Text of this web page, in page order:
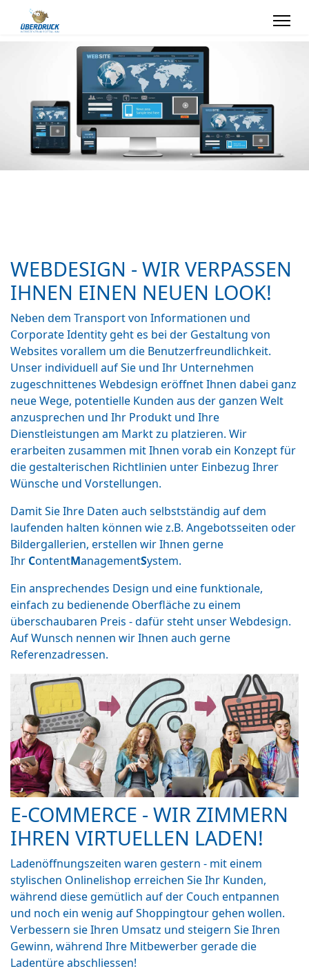
WEBDESIGN - WIR VERPASSEN
IHNEN EINEN NEUEN LOOK!
Neben dem Transport von Informationen und
Corporate Identity geht es bei der Gestaltung von
Websites vorallem um die Benutzerfreundlichkeit.
Unser individuell auf Sie und Ihr Unternehmen
zugeschnittenes Webdesign eröffnet Ihnen dabei ganz
neue Wege, potentielle Kunden aus der ganzen Welt
anzusprechen und Ihr Produkt und Ihre
Dienstleistungen am Markt zu platzieren. Wir
erarbeiten zusammen mit Ihnen vorab ein Konzept für
die gestalterischen Richtlinien unter Einbezug Ihrer
Wünsche und Vorstellungen.
Damit Sie Ihre Daten auch selbstständig auf dem
laufenden halten können wie z.B. Angebotsseiten oder
Bildergallerien, erstellen wir Ihnen gerne
Ihr ContentManagementSystem.
Ein ansprechendes Design und eine funktionale,
einfach zu bedienende Oberfläche zu einem
überschaubaren Preis - dafür steht unser Webdesign.
Auf Wunsch nennen wir Ihnen auch gerne
Referenzadressen.
E-COMMERCE - WIR ZIMMERN
IHREN VIRTUELLEN LADEN!
Ladenöffnungszeiten waren gestern - mit einem
stylischen Onlinelishop erreichen Sie Ihr Kunden,
während diese gemütlich auf der Couch entpannen
und noch ein wenig auf Shoppingtour gehen wollen.
Verbessern sie Ihren Umsatz und steigern Sie Ihren
Gewinn, während Ihre Mitbewerber gerade die
Ladentüre abschliessen!